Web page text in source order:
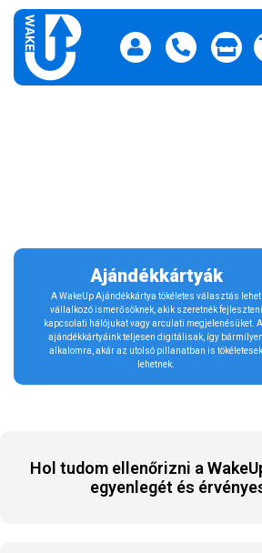
Ajándékkártyák
A WakeUp Ajándékkártya tökéletes választás lehet
vállalkozó ismerősöknek, akik szeretnék fejleszteni
kapcsolati hálójukat vagy arculati megjelenésüket.
ajándékkártyáink teljesen digitálisak, így bármilyen
alkalomra, akár az utolsó pillanatban is
lehetnek.
Hol tudom ellenőrizni a
egyenlegét és